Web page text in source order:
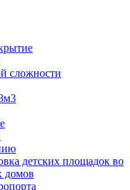
сложности
детских площадок во
домов